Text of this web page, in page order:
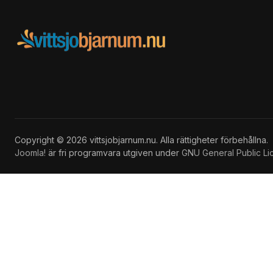
Copyright © 2026 vittsjobjarnum.nu. Alla rättigheter förbehållna.
Joomla! är fri programvara utgiven under GNU General Public